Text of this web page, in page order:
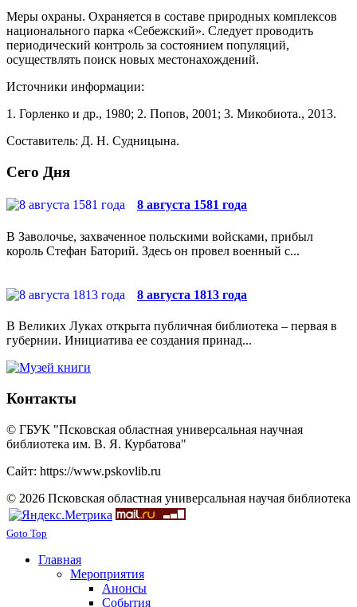
Меры охраны. Охраняется в составе природ­ных комплексов
национального парка «Себежский». Следует проводить
периодический контроль за со­стоянием популяций,
осуществлять поиск новых ме­стонахождений.
Источники информации:
1. Горленко и др., 1980; 2. Попов, 2001; 3. Микобио­та., 2013.
Составитель: Д. Н. Судницына.
Сего Дня
8 августа 1581 года
В Заволочье, захваченное польскими войсками, прибыл
король Стефан Баторий. Здесь он провел военный с...
8 августа 1813 года
В Великих Луках открыта публичная библиотека – первая в
губернии. Инициатива ее создания принад...
Контакты
© ГБУК "Псковская областная универсальная научная
библиотека им. В. Я. Курбатова"
Сайт: https://www.pskovlib.ru
© 2026 Псковская областная универсальная научая библиотека
Goto Top
Главная
Мероприятия
Анонсы
События